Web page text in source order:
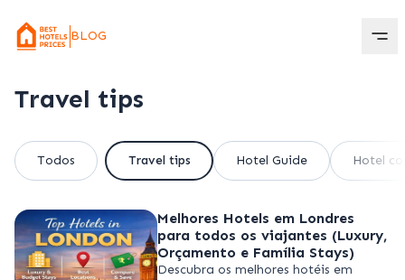
BLOG
Travel tips
Todos Travel tips Hotel Guide Hotel
Melhores Hotels em Londres
para todos os viajantes (Luxury,
Orçamento e Família Stays)
Descubra os melhores hotéis em